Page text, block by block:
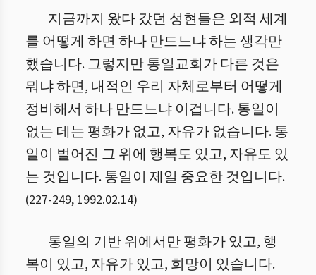
지금까지 왔다 갔던 성현들은 외적 세계
를 어떻게 하면 하나 만드느냐 하는 생각만
했습니다. 그렇지만 통일교회가 다른 것은
뭐냐 하면, 내적인 우리 자체로부터 어떻게
정비해서 하나 만드느냐 이겁니다. 통일이
없는 데는 평화가 없고, 자유가 없습니다. 통
일이 벌어진 그 위에 행복도 있고, 자유도 있
는 것입니다. 통일이 제일 중요한 것입니다.
(227-249, 1992.02.14)
통일의 기반 위에서만 평화가 있고, 행
복이 있고, 자유가 있고, 희망이 있습니다.